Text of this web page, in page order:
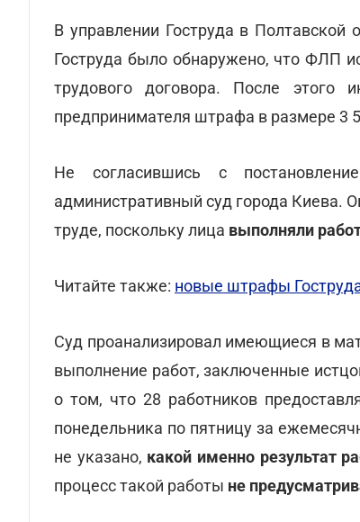
В управлении Гоструда в Полтавской
Гоструда было обнаружено, что ФЛП
трудового договора. После этого
предпринимателя штрафа в размере 3
Не согласившись с
административный суд города Киева.
труде, поскольку лица выполняли
Читайте также: новые штрафы
Суд проанализировал имеющиеся в
выполнение работ, заключенные
о том, что 28 работников
понедельника по пятницу за
не указано, какой именно результат
процесс такой работы не